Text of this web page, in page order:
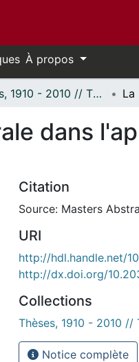
À propos
Thèses, 1910 - 2010 // Theses, 1910 - 2010
dans
Citation
Source: Masters
URI
http://hdl.handle.net/
http://dx.doi.org/
Collections
Thèses, 1910 - 2010 //
Notice complète